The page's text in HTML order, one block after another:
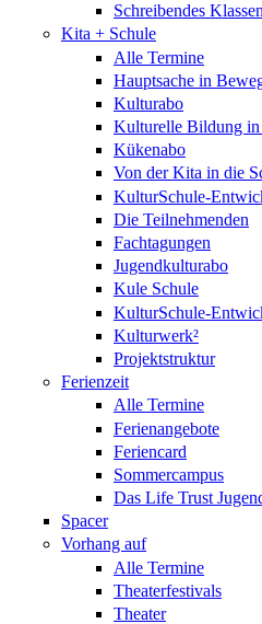
Schreibendes
Kita + Schule
Alle Termine
Hauptsache in
Kulturabo
Kulturelle Bildung in
Kükenabo
Von der Kita in die
KulturSchule-
Die Teilnehmenden
Fachtagungen
Jugendkulturabo
Kule Schule
KulturSchule-
Kulturwerk²
Projektstruktur
Ferienzeit
Alle Termine
Ferienangebote
Feriencard
Sommercampus
Das Life Trust
Spacer
Vorhang auf
Alle Termine
Theaterfestivals
Theater